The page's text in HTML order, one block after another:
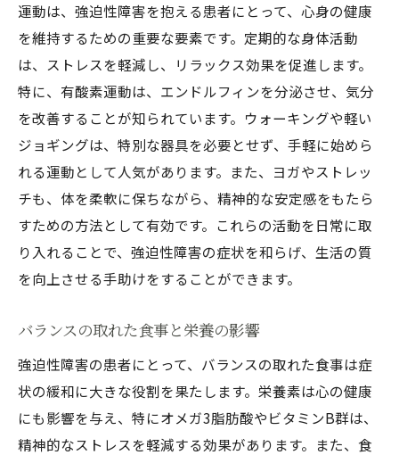
運動は、強迫性障害を抱える患者にとって、心身の健康
を維持するための重要な要素です。定期的な身体活動
は、ストレスを軽減し、リラックス効果を促進します。
特に、有酸素運動は、エンドルフィンを分泌させ、気分
を改善することが知られています。ウォーキングや軽い
ジョギングは、特別な器具を必要とせず、手軽に始めら
れる運動として人気があります。また、ヨガやストレッ
チも、体を柔軟に保ちながら、精神的な安定感をもたら
すための方法として有効です。これらの活動を日常に取
り入れることで、強迫性障害の症状を和らげ、生活の質
を向上させる手助けをすることができます。
バランスの取れた食事と栄養の影響
強迫性障害の患者にとって、バランスの取れた食事は症
状の緩和に大きな役割を果たします。栄養素は心の健康
にも影響を与え、特にオメガ3脂肪酸やビタミンB群は、
精神的なストレスを軽減する効果があります。また、食